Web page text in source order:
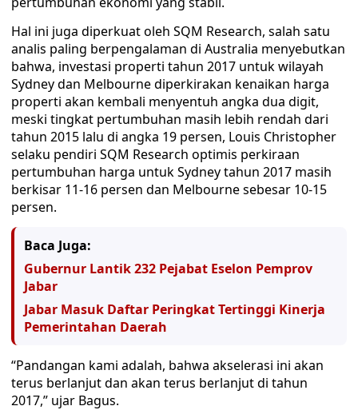
Hal ini juga diperkuat oleh SQM Research, salah satu
analis paling berpengalaman di Australia menyebutkan
bahwa, investasi properti tahun 2017 untuk wilayah
Sydney dan Melbourne diperkirakan kenaikan harga
properti akan kembali menyentuh angka dua digit,
meski tingkat pertumbuhan masih lebih rendah dari
tahun 2015 lalu di angka 19 persen, Louis Christopher
selaku pendiri SQM Research optimis perkiraan
pertumbuhan harga untuk Sydney tahun 2017 masih
berkisar 11-16 persen dan Melbourne sebesar 10-15
persen.
Baca Juga:
Gubernur Lantik 232 Pejabat Eselon Pemprov
Jabar
Jabar Masuk Daftar Peringkat Tertinggi Kinerja
Pemerintahan Daerah
“Pandangan kami adalah, bahwa akselerasi ini akan
terus berlanjut dan akan terus berlanjut di tahun
2017,” ujar Bagus.